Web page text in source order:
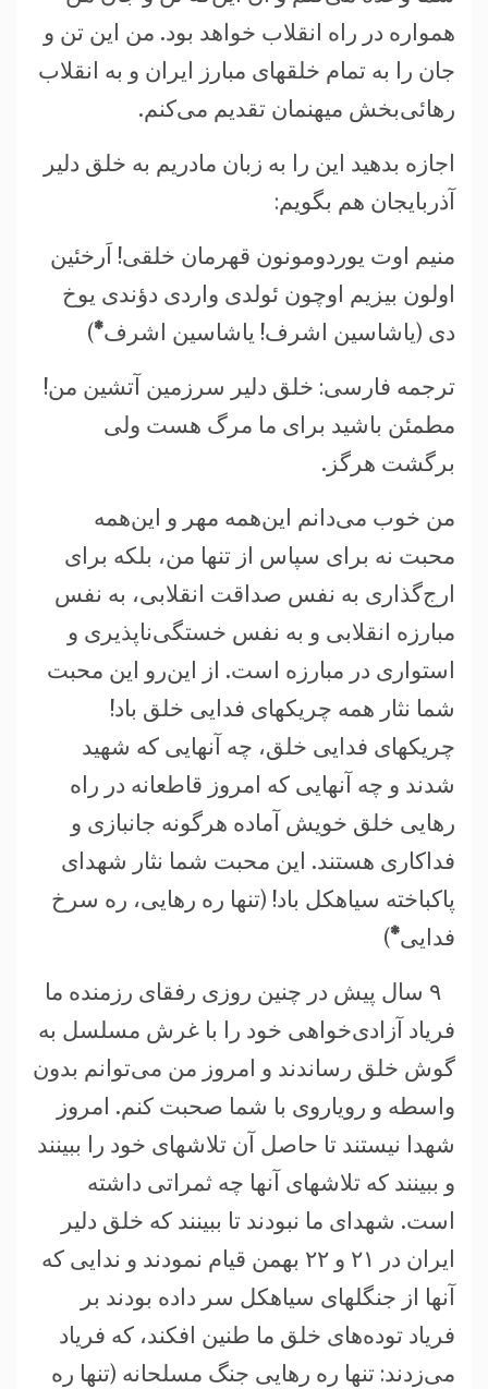
همواره در راه انقلاب خواهد بود. من اين تن و
جان را به تمام خلقهای مبارز ايران و به انقلاب
رهائی‌بخش ميهنمان تقديم می‌کنم.
اجازه بدهید این را به زبان مادریم به خلق دلیر
آذربایجان هم بگویم:
منیم اوت یوردومونون قهرمان خلقی! اَرخئین
اولون بیزیم اوچون ئولدی واردی دؤندی یوخ
دی (یاشاسین اشرف! یاشاسین اشرف*
)
ترجمه فارسی: خلق دلیر سرزمین آتشین من!
مطمئن باشید برای ما مرگ هست ولی
برگشت هرگز.
من خوب می‌دانم اين‌همه مهر و اين‌همه
محبت نه برای سپاس از تنها من، بلکه برای
ارج‌گذاری به نفس صداقت انقلابی، به نفس
مبارزه انقلابی و به نفس خستگی‌ناپذيری و
استواری در مبارزه است. از اين‌رو اين محبت
شما نثار همه چريکهای فدايی خلق باد!
چريکهای فدايی خلق، چه آنهايی که شهيد
شدند و چه آنهايی که امروز قاطعانه در راه
رهايی خلق خويش آماده هرگونه جانبازی و
فداکاری هستند. اين محبت شما نثار شهدای
پاکباخته سياهکل باد! (تنها ره رهايی، ره سرخ
فدايی*
)
۹ سال پيش در چنين روزی رفقای رزمنده ما
فرياد آزادی‌خواهی خود را با غرش مسلسل به
گوش خلق رساندند و امروز من می‌توانم بدون
واسطه و روياروی با شما صحبت کنم. امروز
شهدا نيستند تا حاصل آن تلاشهای خود را ببينند
و ببينند که تلاشهای آنها چه ثمراتی داشته
است. شهدای ما نبودند تا ببينند که خلق دلير
ايران در ۲۱ و ۲۲ بهمن قيام نمودند و ندايی که
آنها از جنگلهای سياهکل سر داده بودند بر
فرياد توده‌های خلق ما طنين افکند، که فرياد
می‌زدند: تنها ره رهايی جنگ مسلحانه (تنها ره